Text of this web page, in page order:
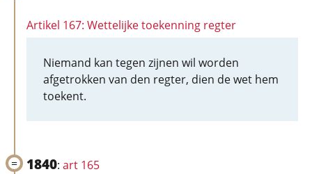
Artikel 167: Wettelijke toekenning regter
Niemand kan tegen zijnen wil worden
afgetrokken van den regter, dien de wet hem
toekent.
1840: art 165